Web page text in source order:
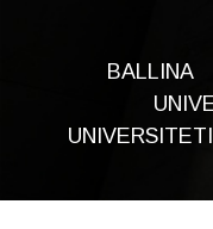
BALLINA